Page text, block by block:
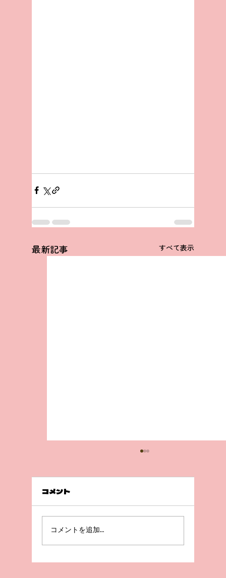
最新記事 すべて表示
急成長😲！
コメント
コメントを追加…